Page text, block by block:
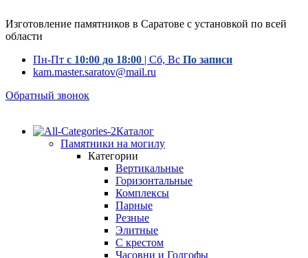
Изготовление памятников в Саратове с установкой по всей
области
Пн-Пт с 10:00 до 18:00 | Сб, Вс По записи
kam.master.saratov@mail.ru
Обратный звонок
Каталог
Памятники на могилу
Категории
Вертикальные
Горизонтальные
Комплексы
Парные
Резные
Элитные
С крестом
Часовни и Голгофы